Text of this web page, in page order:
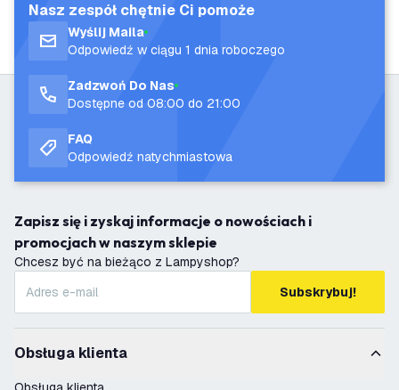
Nasz zespół chętnie Ci pomoże
Wyślij Maila
Odpowiedź w ciągu 1 dnia roboczego
Zadzwoń Do Nas
Dostępne od 08:00 do 21:00
FAQ
Odpowiedź natychmiastowa
Zapisz się i zyskaj informacje o nowościach i
promocjach w naszym sklepie
Chcesz być na bieżąco z Lampyshop?
Subskrybuj!
Obsługa klienta